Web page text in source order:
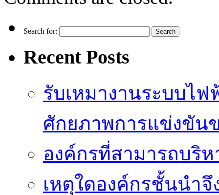
Search for:
Recent Posts
รับเหมางานระบบไ
ศักยภาพการแข่งขัน
องค์กรที่สามารถบริ
เหตุใดองค์กรชั้นนำ